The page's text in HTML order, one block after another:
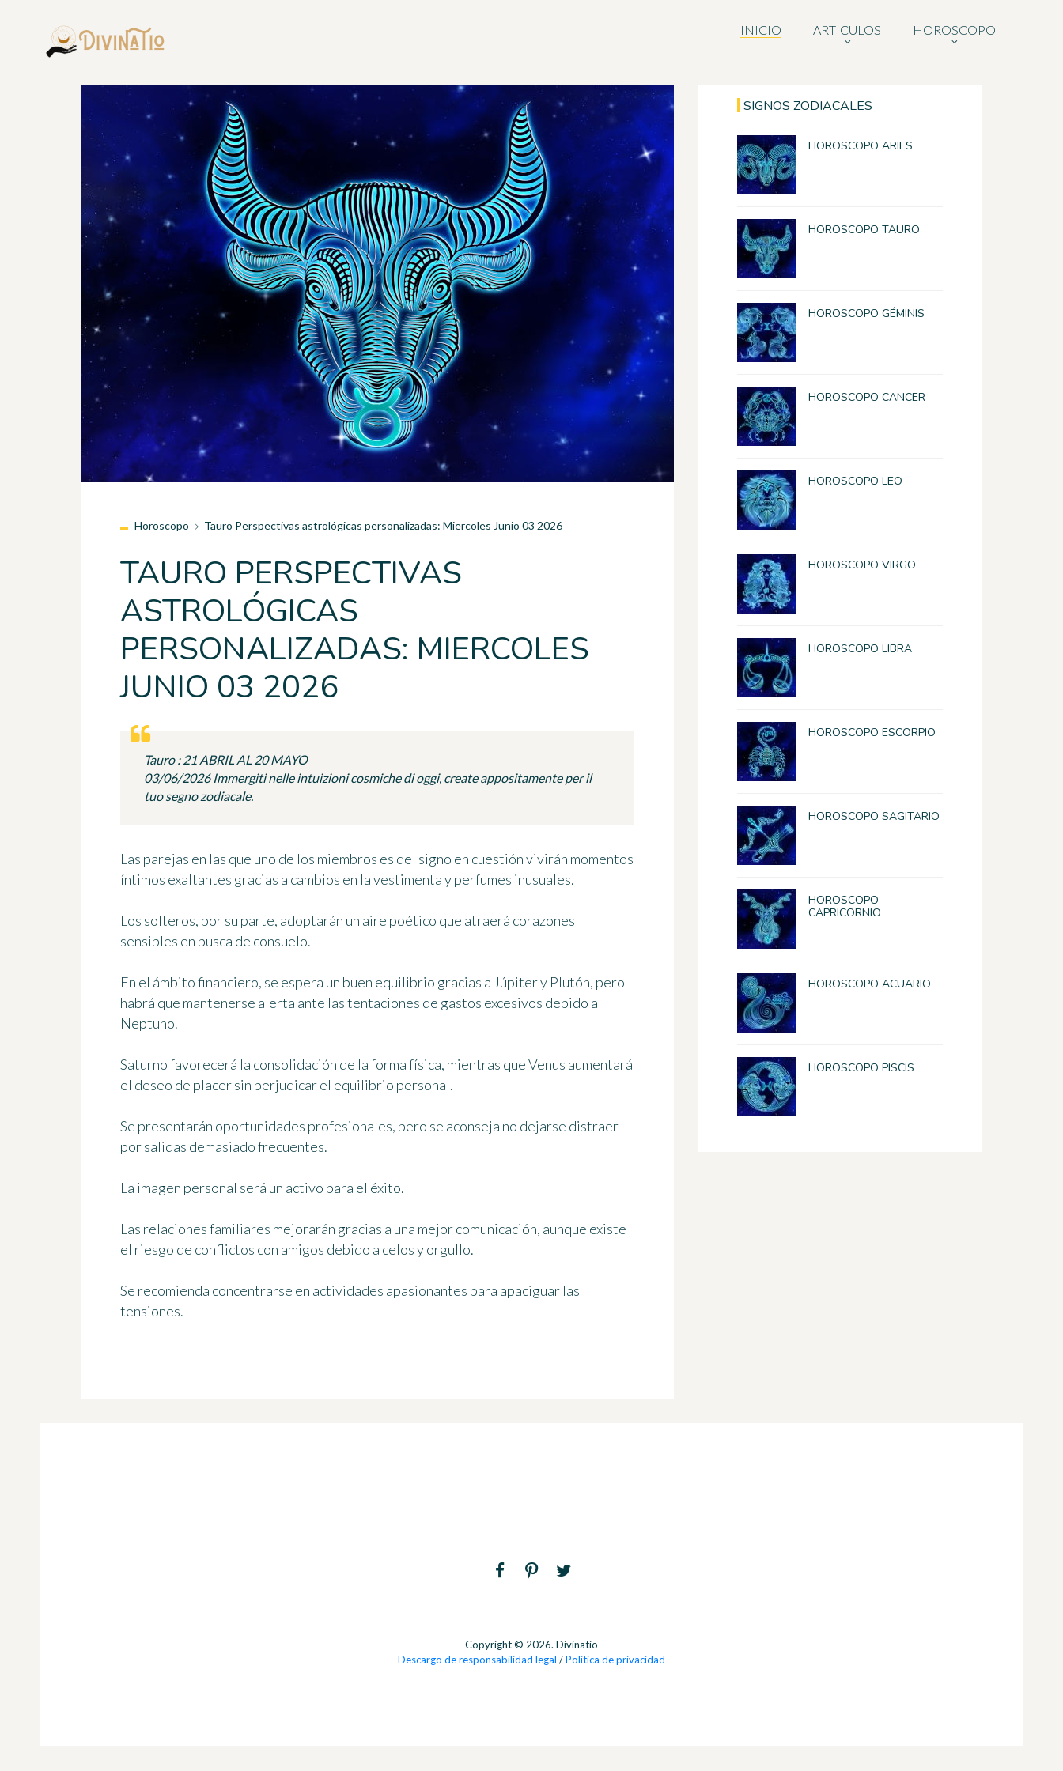
INICIO ARTICULOS HOROSCOPO
Horoscopo Tauro Perspectivas astrológicas personalizadas: Miercoles Junio 03 2026
TAURO PERSPECTIVAS
ASTROLÓGICAS
PERSONALIZADAS: MIERCOLES
JUNIO 03 2026
Tauro : 21 ABRIL AL 20 MAYO
03/06/2026 Immergiti nelle intuizioni cosmiche di oggi, create appositamente per il
tuo segno zodiacale.
Las parejas en las que uno de los miembros es del signo en cuestión vivirán momentos
íntimos exaltantes gracias a cambios en la vestimenta y perfumes inusuales.
Los solteros, por su parte, adoptarán un aire poético que atraerá corazones
sensibles en busca de consuelo.
En el ámbito financiero, se espera un buen equilibrio gracias a Júpiter y Plutón, pero
habrá que mantenerse alerta ante las tentaciones de gastos excesivos debido a
Neptuno.
Saturno favorecerá la consolidación de la forma física, mientras que Venus aumentará
el deseo de placer sin perjudicar el equilibrio personal.
Se presentarán oportunidades profesionales, pero se aconseja no dejarse distraer
por salidas demasiado frecuentes.
La imagen personal será un activo para el éxito.
Las relaciones familiares mejorarán gracias a una mejor comunicación, aunque existe
el riesgo de conflictos con amigos debido a celos y orgullo.
Se recomienda concentrarse en actividades apasionantes para apaciguar las
tensiones.
SIGNOS ZODIACALES
HOROSCOPO ARIES
HOROSCOPO TAURO
HOROSCOPO GÉMINIS
HOROSCOPO CANCER
HOROSCOPO LEO
HOROSCOPO VIRGO
HOROSCOPO LIBRA
HOROSCOPO ESCORPIO
HOROSCOPO SAGITARIO
HOROSCOPO
CAPRICORNIO
HOROSCOPO ACUARIO
HOROSCOPO PISCIS
Copyright © 2026. Divinatio
Descargo de responsabilidad legal /Politica de privacidad